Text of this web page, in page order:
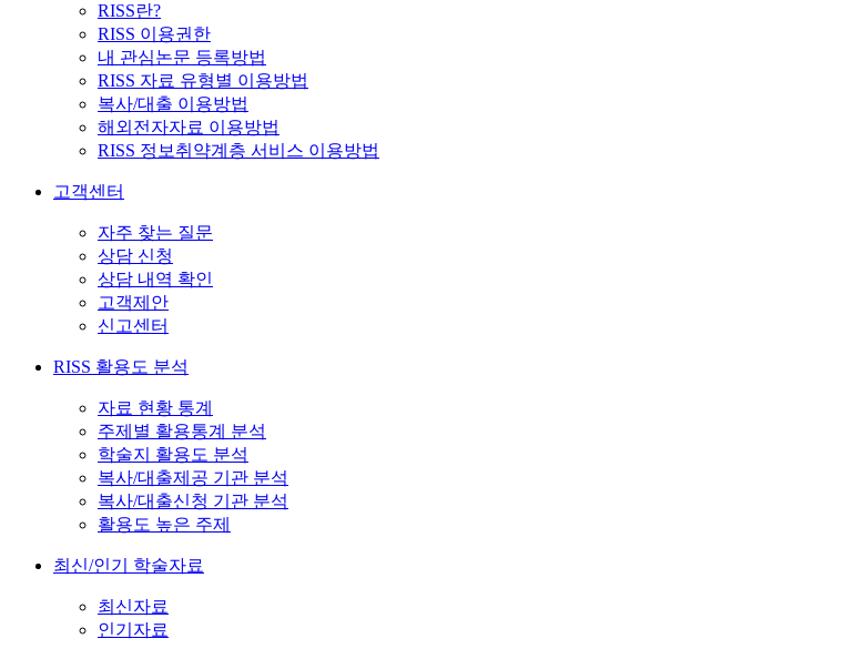
RISS란?
RISS 이용권한
내 관심논문 등록방법
RISS 자료 유형별 이용방법
복사/대출 이용방법
해외전자자료 이용방법
RISS 정보취약계층 서비스 이용방법
고객센터
자주 찾는 질문
상담 신청
상담 내역 확인
고객제안
신고센터
RISS 활용도 분석
자료 현황 통계
주제별 활용통계 분석
학술지 활용도 분석
복사/대출제공 기관 분석
복사/대출신청 기관 분석
활용도 높은 주제
최신/인기 학술자료
최신자료
인기자료